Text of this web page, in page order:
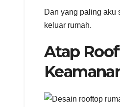
Dan yang paling aku
keluar rumah.
Atap